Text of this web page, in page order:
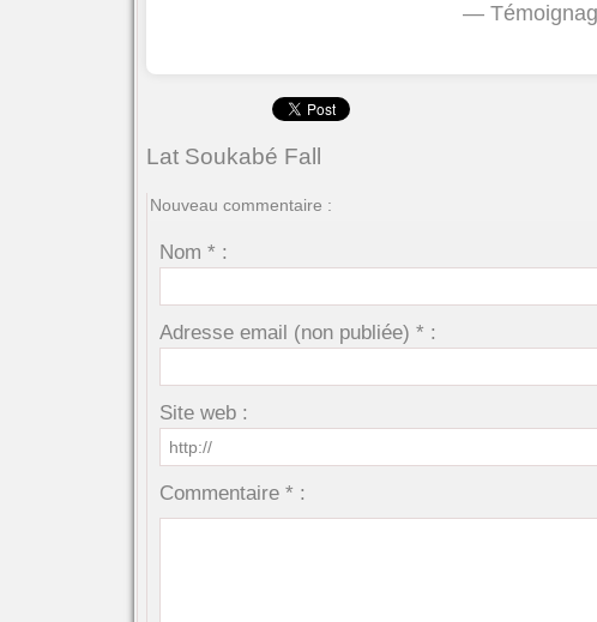
—
Lat Soukabé Fall
Nouveau commentaire :
Nom * :
Adresse email (non publiée) * :
Site web :
Commentaire * :